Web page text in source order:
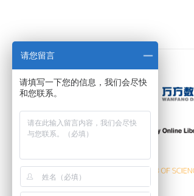
请您留言
请填写一下您的信息，我们会尽快
和您联系。